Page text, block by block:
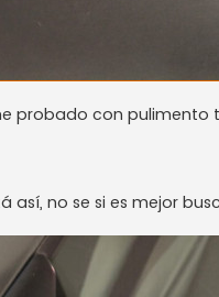
probado con
así, no se si es mejor